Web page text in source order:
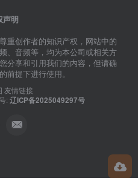
声明
重创作者的知识产权，网站中的
、音频等，均为本公司或相关方
分享和引用我们的内容，但请确
前提下进行使用。
友情链接
: 辽ICP备2025049297号